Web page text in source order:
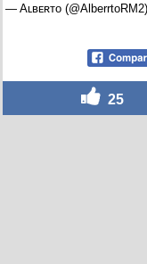
— Aʟʙᴇʀᴛo (@AlberrtoRM2)
25